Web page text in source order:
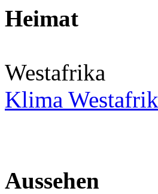
Heimat
Westafrika
Klima
Aussehen